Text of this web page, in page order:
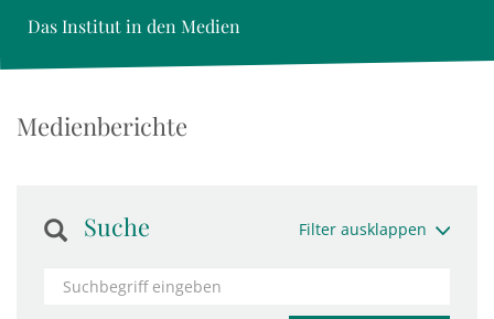
Das Institut in den Medien
Medienberichte
Suche Filter ausklappen